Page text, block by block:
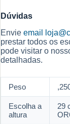
Dúvidas
Envie email
prestar todos os
pode visitar o
detalhadas.
Peso
Escolha a
altura
29